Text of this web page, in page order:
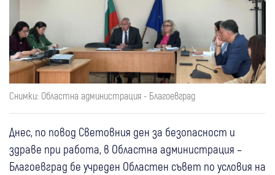
Снимки: Областна администрация - Благоевград
Днес, по повод Световния ден за безопасност и
здраве при работа, в Областна администрация –
Благоевград бе учреден Областен съвет по условия на